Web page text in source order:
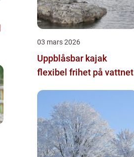
03 mars 2026
Uppblåsbar kajak
flexibel frihet på vattnet